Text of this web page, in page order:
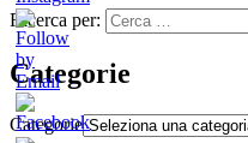
Ricerca per:
Categorie
Categorie